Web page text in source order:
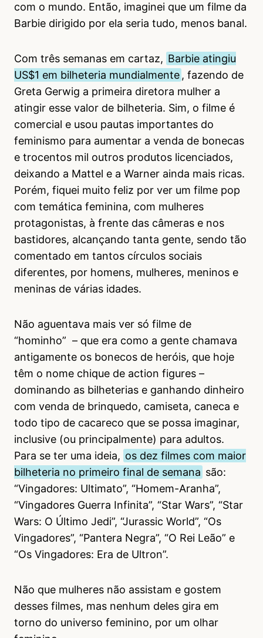
com o mundo. Então, imaginei que um filme da
Barbie dirigido por ela seria tudo, menos banal.
Com três semanas em cartaz, Barbie atingiu
US$1 em bilheteria mundialmente, fazendo de
Greta Gerwig a primeira diretora mulher a
atingir esse valor de bilheteria. Sim, o filme é
comercial e usou pautas importantes do
feminismo para aumentar a venda de bonecas
e trocentos mil outros produtos licenciados,
deixando a Mattel e a Warner ainda mais ricas.
Porém, fiquei muito feliz por ver um filme pop
com temática feminina, com mulheres
protagonistas, à frente das câmeras e nos
bastidores, alcançando tanta gente, sendo tão
comentado em tantos círculos sociais
diferentes, por homens, mulheres, meninos e
meninas de várias idades.
Não aguentava mais ver só filme de
“hominho” – que era como a gente chamava
antigamente os bonecos de heróis, que hoje
têm o nome chique de action figures –
dominando as bilheterias e ganhando dinheiro
com venda de brinquedo, camiseta, caneca e
todo tipo de cacareco que se possa imaginar,
inclusive (ou principalmente) para adultos.
Para se ter uma ideia, os dez filmes com maior
bilheteria no primeiro final de semana são:
“Vingadores: Ultimato”, “Homem-Aranha”,
“Vingadores Guerra Infinita”, “Star Wars”, “Star
Wars: O Último Jedi”, “Jurassic World”, “Os
Vingadores”, “Pantera Negra”, “O Rei Leão” e
“Os Vingadores: Era de Ultron”.
Não que mulheres não assistam e gostem
desses filmes, mas nenhum deles gira em
torno do universo feminino, por um olhar